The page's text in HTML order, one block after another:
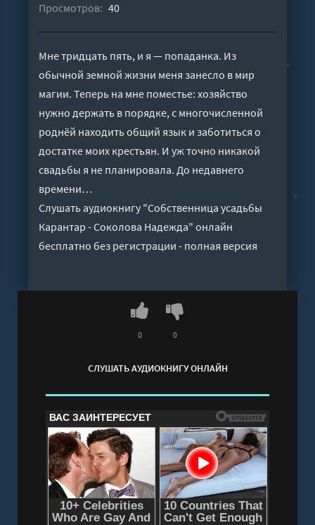
Просмотров: 40
Мне тридцать пять, и я — попаданка. Из
обычной земной жизни меня занесло в мир
магии. Теперь на мне поместье: хозяйство
нужно держать в порядке, с многочисленной
роднёй находить общий язык и заботиться о
достатке моих крестьян. И уж точно никакой
свадьбы я не планировала. До недавнего
времени…
Слушать аудиокнигу "Собственница усадьбы
Карантар - Соколова Надежда" онлайн
бесплатно без регистрации - полная версия
СЛУШАТЬ АУДИОКНИГУ ОНЛАЙН
0 0